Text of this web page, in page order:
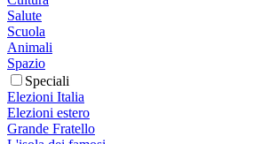
Salute
Scuola
Animali
Spazio
Speciali
Elezioni Italia
Elezioni estero
Grande Fratello